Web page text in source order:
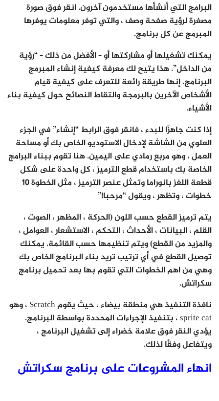
البرامج التي أنشأها مستخدمون آخرون. انقر فوق صورة
مصغرة لرؤية صفحة وصف ، والتي توفر معلومات يوفرها
المبرمج عن كل برنامج.
يمكنك تشغيلها أو مشاركتها أو – الأفضل من ذلك – “رؤية
من الداخل”. هذا يتيح لك معرفة كيفية إنشاء المبرمج
البرنامج. إنها طريقة رائعة للتعرف على كيفية قيام
الأشخاص الآخرين بالبرمجة والتقاط النصائح حول كيفية بناء
الأشياء.
إذا كنت جاهزًا للبدء ، فانقر فوق الرابط “إنشاء” في الجزء
العلوي من الشاشة لإدخال الاستوديو الخاص بك أو مساحة
العمل ، وهو مربع رمادي على اليمين. هنا تقوم ببناء البرامج
الخاصة بك باستخدام قطع الترميز ، كل واحدة على شكل
قطعة اللغز بانوراما وتمثل عنصر الترميز ، مثل الخطوة 10
خطوات ، وتظهر ، ويقول “مرحبا!”
يتم ترميز القطع حسب اللون (الحركة ، المظهر ، الصوت ،
القلم ، البيانات ، الأحداث ، التحكم ، الاستشعار ، العوامل ،
والمزيد من القطع) ويتم تنظيمها حسب القائمة. يمكنك
توصيل القطع في أي ترتيب تريد بناء البرنامج الخاص بك
وهي من اهم الخطوات التي تقوم بها بعد تحميل برنامج
سكراتش.
نافذة التنفيذ هي منطقة بيضاء ، حيث يقوم Scratch ، وهو
sprite cat ، بتنفيذ الإجراءات المحددة بواسطة البرنامج.
يؤدي النقر فوق علامة خضراء إلى تشغيل البرنامج ،
ويتفاعل وفقًا لذلك.
انهاء المشروعات على برنامج سكراتش